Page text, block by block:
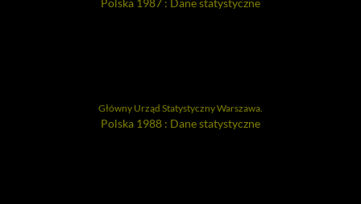
Główny Urząd Statystyczny Warszawa.
Polska 1988 : Dane statystyczne